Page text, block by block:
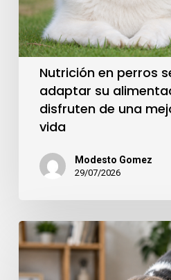
Nutrición en perros
adaptar su
disfruten de una
vida
Modesto Gomez
29/07/2026